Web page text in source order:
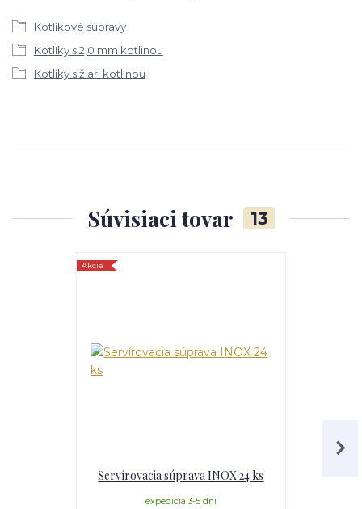
Kotlíkové súpravy
Kotlíky s 2,0 mm kotlinou
Kotlíky s žiar. kotlinou
Súvisiaci tovar 13
Akcia
Servírovacia súprava INOX 24 ks
expedícia 3-5 dní